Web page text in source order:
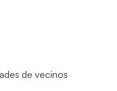
de vecinos